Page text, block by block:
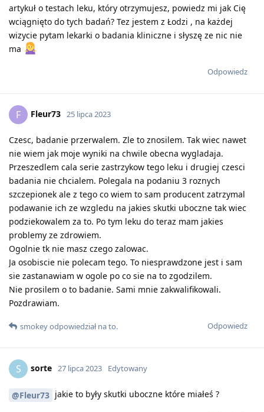
artykuł o testach leku, który otrzymujesz, powiedz mi jak Cię
wciągnięto do tych badań? Tez jestem z Łodzi , na każdej
wizycie pytam lekarki o badania kliniczne i słyszę ze nic nie
ma
Odpowiedz
F Fleur73 25 lipca 2023
Czesc, badanie przerwalem. Zle to znosilem. Tak wiec nawet
nie wiem jak moje wyniki na chwile obecna wygladaja.
Przeszedlem cala serie zastrzykow tego leku i drugiej czesci
badania nie chcialem. Polegala na podaniu 3 roznych
szczepionek ale z tego co wiem to sam producent zatrzymal
podawanie ich ze wzgledu na jakies skutki uboczne tak wiec
podziekowalem za to. Po tym leku do teraz mam jakies
problemy ze zdrowiem.
Ogolnie tk nie masz czego zalowac.
Ja osobiscie nie polecam tego. To niesprawdzone jest i sam
sie zastanawiam w ogole po co sie na to zgodzilem.
Nie prosilem o to badanie. Sami mnie zakwalifikowali.
Pozdrawiam.
Odpowiedz
smokeyodpowiedział na to.
S sorte 27 lipca 2023 Edytowany
@Fleur73 jakie to były skutki uboczne które miałeś ?